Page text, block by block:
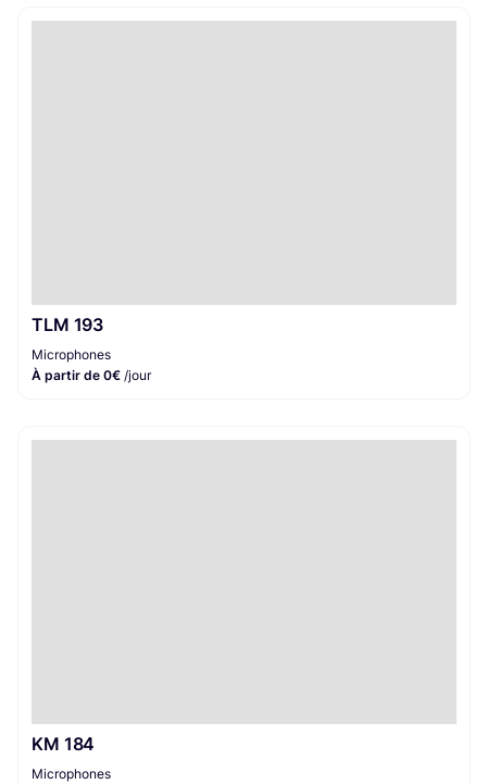
TLM 193
Microphones
À partir de 0€ /jour
KM 184
Microphones